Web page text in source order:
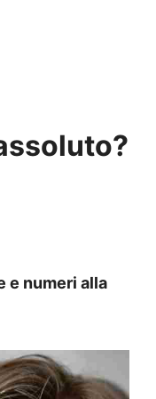
e numeri alla